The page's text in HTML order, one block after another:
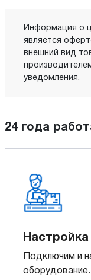
Информация о
является
внешний вид
уведомления.
24 года
Подключим и